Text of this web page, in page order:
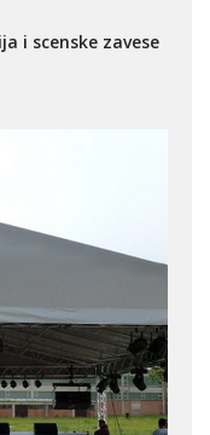
i scenske zavese